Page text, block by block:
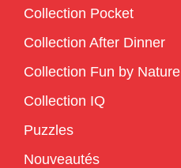
Collection Pocket
Collection After Dinner
Collection Fun by Nature
Collection IQ
Puzzles
Nouveautés